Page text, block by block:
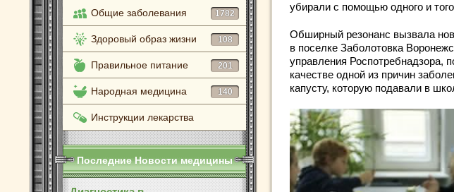
Общие заболевания 1782
Здоровый образ жизни 108
Правильное питание 201
Народная медицина 140
Инструкции лекарства
Последние Новости медицины
убирали с помощью одного и
Обширный резонанс вызвала
в поселке Заболотовка
управления Роспотребнадзора,
качестве одной из причин
капусту, которую подавали в